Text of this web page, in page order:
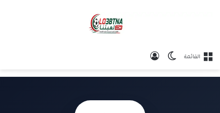
القائمة الوضع المظلم